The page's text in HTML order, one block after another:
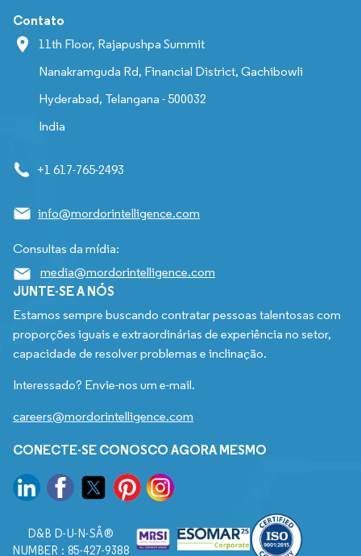
Contato
11th Floor, Rajapushpa Summit
Nanakramguda Rd, Financial District, Gachibowli
Hyderabad, Telangana - 500032
India
+1 617-765-2493
info@mordorintelligence.com
Consultas da mídia:
media@mordorintelligence.com
JUNTE-SE A NÓS
Estamos sempre buscando contratar pessoas talentosas com
proporções iguais e extraordinárias de experiência no setor,
capacidade de resolver problemas e inclinação.
Interessado? Envie-nos um e-mail.
careers@mordorintelligence.com
CONECTE-SE CONOSCO AGORA MESMO
D&B D-U-N-SÂ®
NUMBER : 85-427-9388